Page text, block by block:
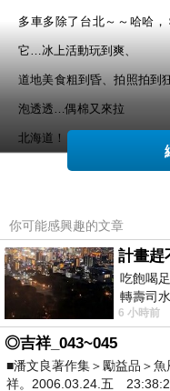
多車多除了台北～～哈哈
它…冰上活動玩到爽、
道地美食粗到昏、拍照拍到
泡透透…偶棉又來拉
北海道！！！
冬北海道[壹]來人阿！把怕冷
【怕冷滴先拖彳企適應一下-
↑001 剛到北海道機場就開始
下方有影片（貝厚係札幌特
你可能感興趣的文章
吃飽喝
轉壽司
6 小時前
◎吉祥_043~045
■潘文良著作集＞勵益品＞
祥。2006.03.24.五